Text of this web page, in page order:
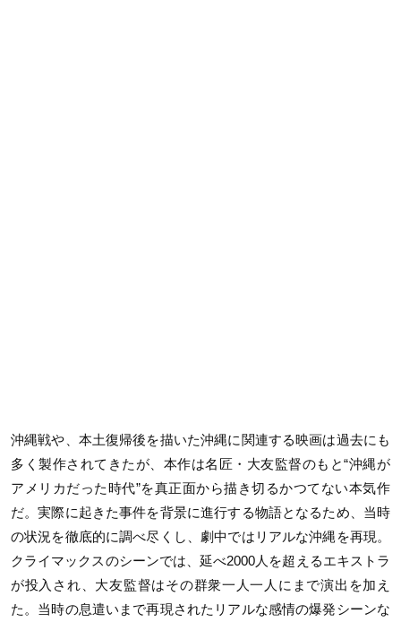
沖縄戦や、本土復帰後を描いた沖縄に関連する映画は過去にも
多く製作されてきたが、本作は名匠・大友監督のもと“沖縄が
アメリカだった時代”を真正面から描き切るかつてない本気作
だ。実際に起きた事件を背景に進行する物語となるため、当時
の状況を徹底的に調べ尽くし、劇中ではリアルな沖縄を再現。
クライマックスのシーンでは、延べ2000人を超えるエキストラ
が投入され、大友監督はその群衆一人一人にまで演出を加え
た。当時の息遣いまで再現されたリアルな感情の爆発シーンな